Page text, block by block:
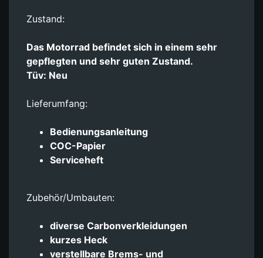
Zustand:
Das Motorrad befindet sich in einem sehr
gepflegten und sehr guten Zustand.
Tüv: Neu
Lieferumfang:
Bedienungsanleitung
COC-Papier
Serviceheft
Zubehör/Umbauten:
diverse Carbonverkleidungen
kurzes Heck
verstellbare Brems- und